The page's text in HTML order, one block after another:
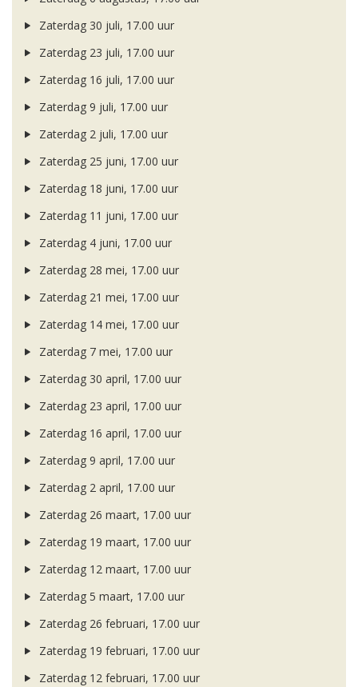
Zaterdag 30 juli, 17.00 uur
Zaterdag 23 juli, 17.00 uur
Zaterdag 16 juli, 17.00 uur
Zaterdag 9 juli, 17.00 uur
Zaterdag 2 juli, 17.00 uur
Zaterdag 25 juni, 17.00 uur
Zaterdag 18 juni, 17.00 uur
Zaterdag 11 juni, 17.00 uur
Zaterdag 4 juni, 17.00 uur
Zaterdag 28 mei, 17.00 uur
Zaterdag 21 mei, 17.00 uur
Zaterdag 14 mei, 17.00 uur
Zaterdag 7 mei, 17.00 uur
Zaterdag 30 april, 17.00 uur
Zaterdag 23 april, 17.00 uur
Zaterdag 16 april, 17.00 uur
Zaterdag 9 april, 17.00 uur
Zaterdag 2 april, 17.00 uur
Zaterdag 26 maart, 17.00 uur
Zaterdag 19 maart, 17.00 uur
Zaterdag 12 maart, 17.00 uur
Zaterdag 5 maart, 17.00 uur
Zaterdag 26 februari, 17.00 uur
Zaterdag 19 februari, 17.00 uur
Zaterdag 12 februari, 17.00 uur